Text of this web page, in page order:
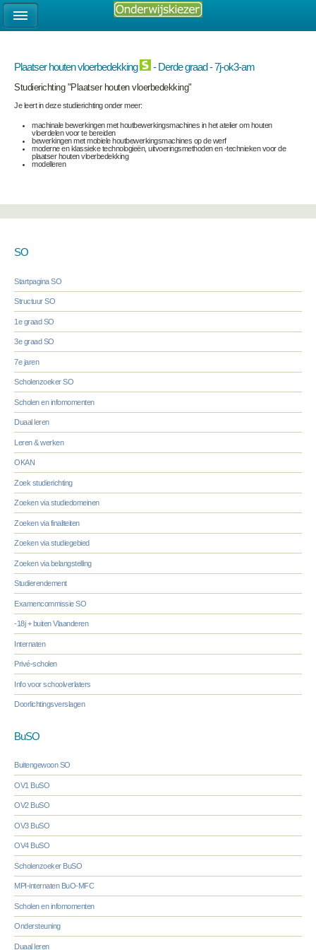
Plaatser houten vloerbedekking - Derde graad - 7j-ok3-am
Studierichting "Plaatser houten vloerbedekking"
Je leert in deze studierichting onder meer:
machinale bewerkingen met houtbewerkingsmachines in het atelier om houten
vloerdelen voor te bereiden
bewerkingen met mobiele houtbewerkingsmachines op de werf
moderne en klassieke technologieën, uitvoeringsmethoden en -technieken voor de
plaatser houten vloerbedekking
modelleren
SO
Startpagina SO
Structuur SO
1e graad SO
3e graad SO
7e jaren
Scholenzoeker SO
Scholen en infomomenten
Duaal leren
Leren & werken
OKAN
Zoek studierichting
Zoeken via studiedomeinen
Zoeken via finaliteiten
Zoeken via studiegebied
Zoeken via belangstelling
Studierendement
Examencommissie SO
-18j + buiten Vlaanderen
Internaten
Privé-scholen
Info voor schoolverlaters
Doorlichtingsverslagen
BuSO
Buitengewoon SO
OV1 BuSO
OV2 BuSO
OV3 BuSO
OV4 BuSO
Scholenzoeker BuSO
MPI-internaten BuO-MFC
Scholen en infomomenten
Ondersteuning
Duaal leren